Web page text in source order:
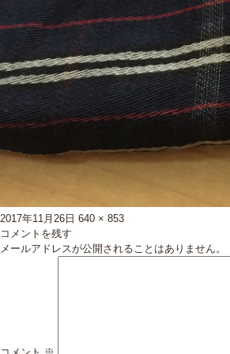
投
稿
日:
2017年11月26日 フ
サ
640 × 853
コメントを残す
メールアドレスが公開されることはありません。